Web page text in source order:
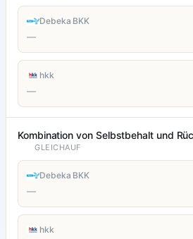
Debeka BKK
—
hkk
—
Kombination von Selbstbehalt und
GLEICHAUF
Debeka BKK
—
hkk